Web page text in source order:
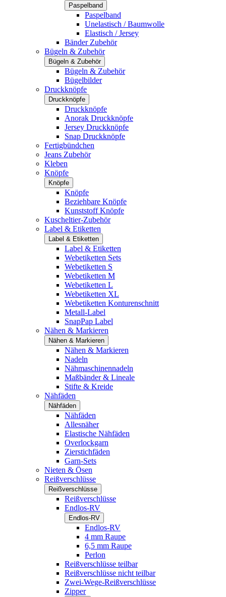
Paspelband
Paspelband
Unelastisch / Baumwolle
Elastisch / Jersey
Bänder Zubehör
Bügeln & Zubehör
Bügeln & Zubehör
Bügeln & Zubehör
Bügelbilder
Druckknöpfe
Druckknöpfe
Druckknöpfe
Anorak Druckknöpfe
Jersey Druckknöpfe
Snap Druckknöpfe
Fertigbündchen
Jeans Zubehör
Kleben
Knöpfe
Knöpfe
Knöpfe
Beziehbare Knöpfe
Kunststoff Knöpfe
Kuscheltier-Zubehör
Label & Etiketten
Label & Etiketten
Label & Etiketten
Webetiketten Sets
Webetiketten S
Webetiketten M
Webetiketten L
Webetiketten XL
Webetiketten Konturenschnitt
Metall-Label
SnapPap Label
Nähen & Markieren
Nähen & Markieren
Nähen & Markieren
Nadeln
Nähmaschinennadeln
Maßbänder & Lineale
Stifte & Kreide
Nähfäden
Nähfäden
Nähfäden
Allesnäher
Elastische Nähfäden
Overlockgarn
Zierstichfäden
Garn-Sets
Nieten & Ösen
Reißverschlüsse
Reißverschlüsse
Reißverschlüsse
Endlos-RV
Endlos-RV
Endlos-RV
4 mm Raupe
6,5 mm Raupe
Perlon
Reißverschlüsse teilbar
Reißverschlüsse nicht teilbar
Zwei-Wege-Reißverschlüsse
Zipper